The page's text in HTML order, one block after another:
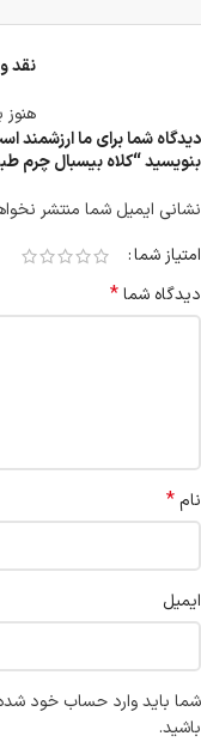
نقد
دیدگاه شما برای ما ارزشمند
بنویسید “کلاه بیسبال
نشانی ایمیل شما منتشر
امتیاز شما
دیدگاه شما*
نام*
ایمیل
شما باید وارد حساب خود
باشید.